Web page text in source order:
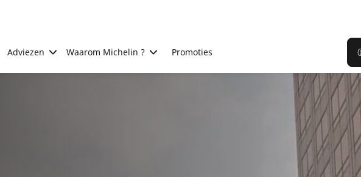
Adviezen Waarom Michelin ? Promoties